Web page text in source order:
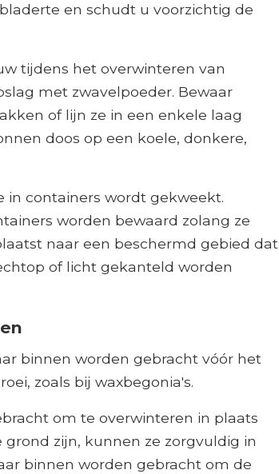
en schudt u voorzichtig de
tijdens het overwinteren van
met zwavelpoeder. Bewaar
of lijn ze in een enkele laag
doos op een koele, donkere,
in containers wordt gekweekt.
worden bewaard zolang ze
naar een beschermd gebied dat
of licht gekanteld worden
binnen worden gebracht vóór het
zoals bij waxbegonia's.
om te overwinteren in plaats
grond zijn, kunnen ze zorgvuldig in
binnen worden gebracht om de